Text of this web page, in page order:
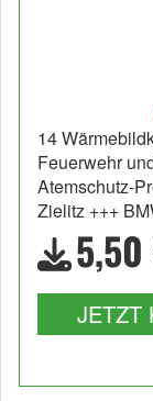
14
Feuerwehr
Atemschutz-
Zielitz +++
JETZT